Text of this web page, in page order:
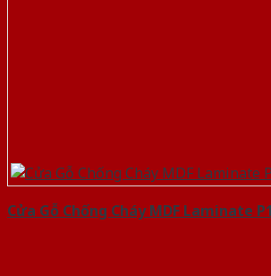
Cửa Gỗ Chống Cháy MDF Laminate